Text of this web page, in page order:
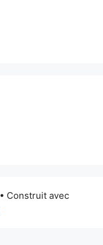
• Construit avec